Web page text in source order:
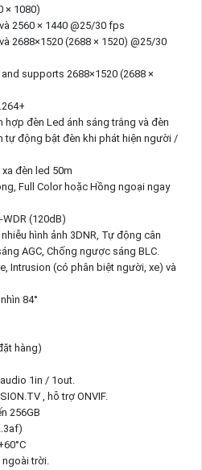
× 1080)
2560 × 1440 @25/30 fps
2688×1520 (2688 × 1520) @25/30
supports 2688×1520 (2688 ×
hợp đèn Led ánh sáng trắng và đèn
tự động bật đèn khi phát hiện người /
xa đèn led 50m
Full Color hoặc Hồng ngoại ngay
(120dB)
hình ảnh 3DNR, Tự động cân
AGC, Chống ngược sáng BLC.
Intrusion (có phân biệt người, xe) và
84°
hàng)
1in / 1out.
, hỗ trợ ONVIF.
256GB
ngoài trời.